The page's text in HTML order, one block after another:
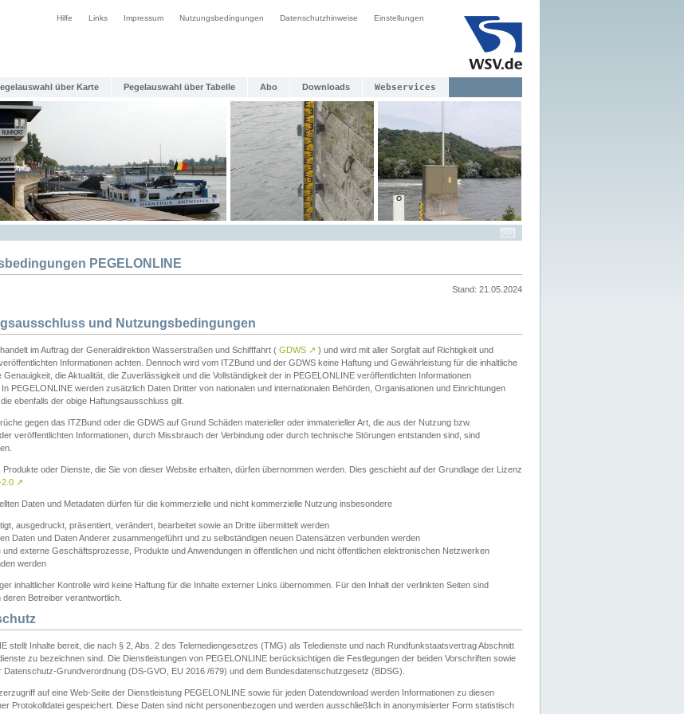
Hilfe Links Impressum Nutzungsbedingungen Datenschutzhinweise Einstellungen
über Karte Pegelauswahl über Tabelle Abo Downloads Webservices
PEGELONLINE
Stand: 21.05.2024
und Nutzungsbedingungen
im Auftrag der Generaldirektion Wasserstraßen und Schifffahrt ( GDWS ↗ ) und wird mit aller Sorgfalt auf Richtigkeit und
Informationen achten. Dennoch wird vom ITZBund und der GDWS keine Haftung und Gewährleistung für die inhaltliche
Genauigkeit, die Aktualität, die Zuverlässigkeit und die Vollständigkeit der in PEGELONLINE veröffentlichten Informationen
PEGELONLINE werden zusätzlich Daten Dritter von nationalen und internationalen Behörden, Organisationen und Einrichtungen
ebenfalls der obige Haftungsausschluss gilt.
gegen das ITZBund oder die GDWS auf Grund Schäden materieller oder immaterieller Art, die aus der Nutzung bzw.
veröffentlichten Informationen, durch Missbrauch der Verbindung oder durch technische Störungen entstanden sind, sind
Produkte oder Dienste, die Sie von dieser Website erhalten, dürfen übernommen werden. Dies geschieht auf der Grundlage der Lizenz
2.0 ↗
Daten und Metadaten dürfen für die kommerzielle und nicht kommerzielle Nutzung insbesondere
ausgedruckt, präsentiert, verändert, bearbeitet sowie an Dritte übermittelt werden
Daten und Daten Anderer zusammengeführt und zu selbständigen neuen Datensätzen verbunden werden
und externe Geschäftsprozesse, Produkte und Anwendungen in öffentlichen und nicht öffentlichen elektronischen Netzwerken
werden
inhaltlicher Kontrolle wird keine Haftung für die Inhalte externer Links übernommen. Für den Inhalt der verlinkten Seiten sind
Betreiber verantwortlich.
stellt Inhalte bereit, die nach § 2, Abs. 2 des Telemediengesetzes (TMG) als Teledienste und nach Rundfunkstaatsvertrag Abschnitt
zu bezeichnen sind. Die Dienstleistungen von PEGELONLINE berücksichtigen die Festlegungen der beiden Vorschriften sowie
Datenschutz-Grundverordnung (DS-GVO, EU 2016 /679) und dem Bundesdatenschutzgesetz (BDSG).
auf eine Web-Seite der Dienstleistung PEGELONLINE sowie für jeden Datendownload werden Informationen zu diesen
Protokolldatei gespeichert. Diese Daten sind nicht personenbezogen und werden ausschließlich in anonymisierter Form statistisch